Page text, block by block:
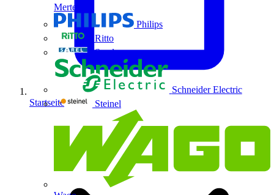
Merten
Philips
Ritto
Sarel
Schneider Electric
Steinel
Startseite